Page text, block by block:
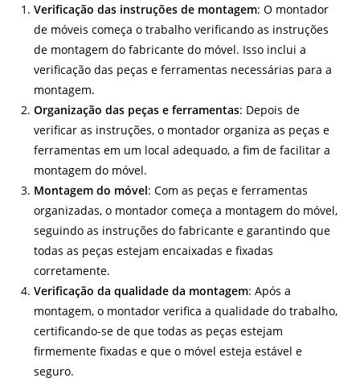
Verificação das instruções de montagem: O montador
de móveis começa o trabalho verificando as instruções
de montagem do fabricante do móvel. Isso inclui a
verificação das peças e ferramentas necessárias para a
montagem.
Organização das peças e ferramentas: Depois de
verificar as instruções, o montador organiza as peças e
ferramentas em um local adequado, a fim de facilitar a
montagem do móvel.
Montagem do móvel: Com as peças e ferramentas
organizadas, o montador começa a montagem do móvel,
seguindo as instruções do fabricante e garantindo que
todas as peças estejam encaixadas e fixadas
corretamente.
Verificação da qualidade da montagem: Após a
montagem, o montador verifica a qualidade do trabalho,
certificando-se de que todas as peças estejam
firmemente fixadas e que o móvel esteja estável e
seguro.